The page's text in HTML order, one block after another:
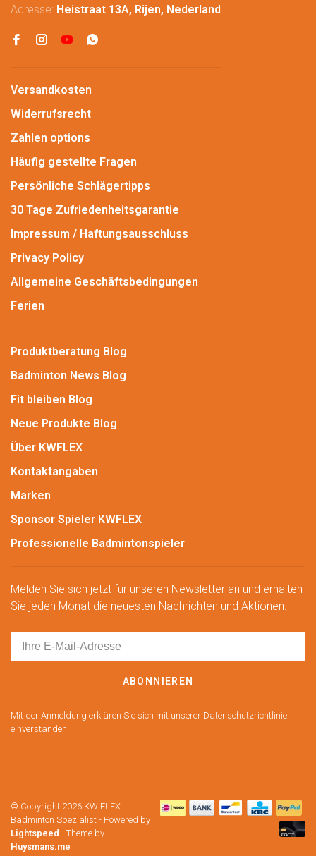
Adresse: Heistraat 13A, Rijen, Nederland
Versandkosten
Widerrufsrecht
Zahlen options
Häufig gestellte Fragen
Persönliche Schlägertipps
30 Tage Zufriedenheitsgarantie
Impressum / Haftungsausschluss
Privacy Policy
Allgemeine Geschäftsbedingungen
Ferien
Produktberatung Blog
Badminton News Blog
Fit bleiben Blog
Neue Produkte Blog
Über KWFLEX
Kontaktangaben
Marken
Sponsor Spieler KWFLEX
Professionelle Badmintonspieler
Melden Sie sich jetzt für unseren Newsletter an und erhalten
Sie jeden Monat die neuesten Nachrichten und Aktionen.
ABONNIEREN
Mit der Anmeldung erklären Sie sich mit unserer Datenschutzrichtlinie
einverstanden.
© Copyright 2026 KW FLEX
Badminton Spezialist - Powered by
Lightspeed - Theme by
Huysmans.me